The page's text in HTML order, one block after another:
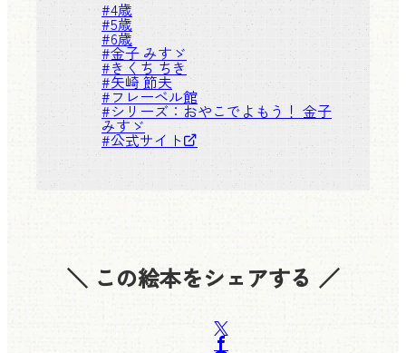
#4歳
#5歳
#6歳
#金子 みすゞ
#きくち ちき
#矢崎 節夫
#フレーベル館
#シリーズ：おやこでよもう！ 金子
みすゞ
#公式サイト
＼ この絵本をシェアする ／